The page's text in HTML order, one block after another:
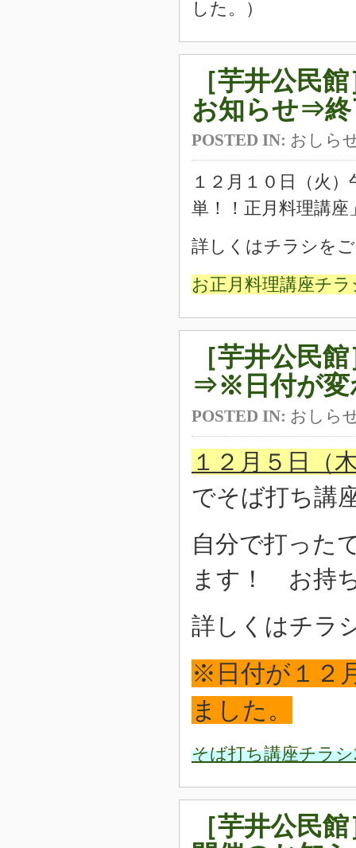
した。）
［芋井公民
お知らせ⇒終
POSTED IN: おしら
１２月１０日（火
単！！正月料理講
詳しくはチラシを
お正月料理講座チラ
［芋井公民
⇒※日付が変
POSTED IN: おしら
１２月５日（
でそば打ち講
自分で打った
ます！ お持
詳しくはチラ
※日付が１２
ました。
そば打ち講座チラシ
［芋井公民